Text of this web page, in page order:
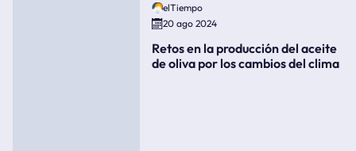
elTiempo
20 ago 2024
Retos en la producción del aceite
de oliva por los cambios del clima